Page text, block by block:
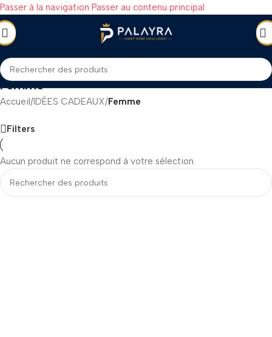
Passer à la navigation Passer au contenu principal
Femme
Accueil/IDÉES CADEAUX/Femme
Filters
Aucun produit ne correspond à votre sélection.